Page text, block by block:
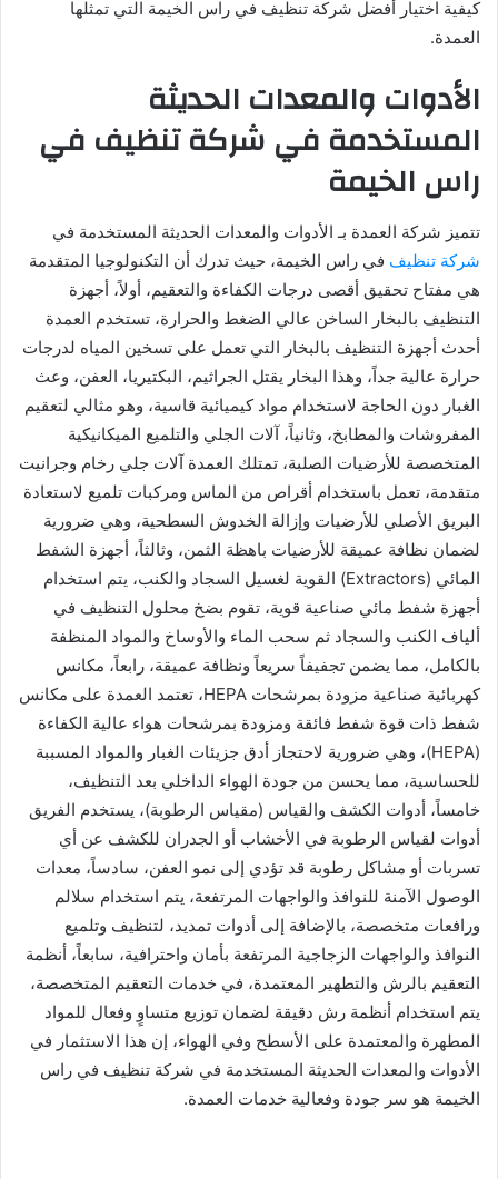
كيفية اختيار أفضل شركة تنظيف في راس الخيمة التي تمثلها
العمدة.
الأدوات والمعدات الحديثة
المستخدمة في شركة تنظيف في
راس الخيمة
تتميز شركة العمدة بـ الأدوات والمعدات الحديثة المستخدمة في
شركة تنظيف في راس الخيمة، حيث تدرك أن التكنولوجيا المتقدمة
هي مفتاح تحقيق أقصى درجات الكفاءة والتعقيم، أولاً، أجهزة
التنظيف بالبخار الساخن عالي الضغط والحرارة، تستخدم العمدة
أحدث أجهزة التنظيف بالبخار التي تعمل على تسخين المياه لدرجات
حرارة عالية جداً، وهذا البخار يقتل الجراثيم، البكتيريا، العفن، وعث
الغبار دون الحاجة لاستخدام مواد كيميائية قاسية، وهو مثالي لتعقيم
المفروشات والمطابخ، وثانياً، آلات الجلي والتلميع الميكانيكية
المتخصصة للأرضيات الصلبة، تمتلك العمدة آلات جلي رخام وجرانيت
متقدمة، تعمل باستخدام أقراص من الماس ومركبات تلميع لاستعادة
البريق الأصلي للأرضيات وإزالة الخدوش السطحية، وهي ضرورية
لضمان نظافة عميقة للأرضيات باهظة الثمن، وثالثاً، أجهزة الشفط
المائي (Extractors) القوية لغسيل السجاد والكنب، يتم استخدام
أجهزة شفط مائي صناعية قوية، تقوم بضخ محلول التنظيف في
ألياف الكنب والسجاد ثم سحب الماء والأوساخ والمواد المنظفة
بالكامل، مما يضمن تجفيفاً سريعاً ونظافة عميقة، رابعاً، مكانس
كهربائية صناعية مزودة بمرشحات HEPA، تعتمد العمدة على مكانس
شفط ذات قوة شفط فائقة ومزودة بمرشحات هواء عالية الكفاءة
(HEPA)، وهي ضرورية لاحتجاز أدق جزيئات الغبار والمواد المسببة
للحساسية، مما يحسن من جودة الهواء الداخلي بعد التنظيف،
خامساً، أدوات الكشف والقياس (مقياس الرطوبة)، يستخدم الفريق
أدوات لقياس الرطوبة في الأخشاب أو الجدران للكشف عن أي
تسربات أو مشاكل رطوبة قد تؤدي إلى نمو العفن، سادساً، معدات
الوصول الآمنة للنوافذ والواجهات المرتفعة، يتم استخدام سلالم
ورافعات متخصصة، بالإضافة إلى أدوات تمديد، لتنظيف وتلميع
النوافذ والواجهات الزجاجية المرتفعة بأمان واحترافية، سابعاً، أنظمة
التعقيم بالرش والتطهير المعتمدة، في خدمات التعقيم المتخصصة،
يتم استخدام أنظمة رش دقيقة لضمان توزيع متساوٍ وفعال للمواد
المطهرة والمعتمدة على الأسطح وفي الهواء، إن هذا الاستثمار في
الأدوات والمعدات الحديثة المستخدمة في شركة تنظيف في راس
الخيمة هو سر جودة وفعالية خدمات العمدة.